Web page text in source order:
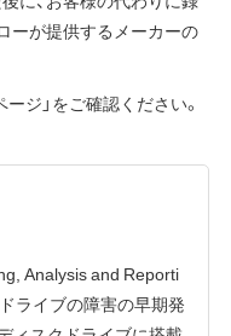
ーが提供するメーカーの
ジ」をご確認ください。
Analysis and Reporti
ライブの障害の早期発